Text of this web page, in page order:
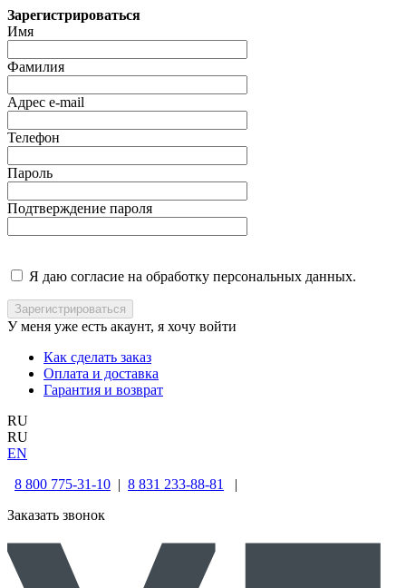
Зарегистрироваться
Имя
Фамилия
Адрес e-mail
Телефон
Пароль
Подтверждение пароля
Я даю согласие на обработку персональных данных.
У меня уже есть акаунт, я хочу войти
Как сделать заказ
Оплата и доставка
Гарантия и возврат
RU
RU
EN
8 800 775-31-10 | 8 831 233-88-81
|
Заказать звонок